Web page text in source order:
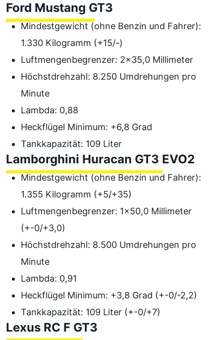
Ford Mustang GT3
Mindestgewicht (ohne Benzin und Fahrer):
1.330 Kilogramm (+15/-)
Luftmengenbegrenzer: 2x35,0 Millimeter
Höchstdrehzahl: 8.250 Umdrehungen pro
Minute
Lambda: 0,88
Heckflügel Minimum: +6,8 Grad
Tankkapazität: 109 Liter
Lamborghini Huracan GT3 EVO2
Mindestgewicht (ohne Benzin und Fahrer):
1.355 Kilogramm (+5/+35)
Luftmengenbegrenzer: 1x50,0 Millimeter
(+-0/+3,0)
Höchstdrehzahl: 8.500 Umdrehungen pro
Minute
Lambda: 0,91
Heckflügel Minimum: +3,8 Grad (+-0/-2,2)
Tankkapazität: 109 Liter (+-0/+7)
Lexus RC F GT3